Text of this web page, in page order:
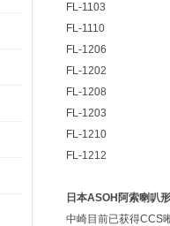
FL-1103
FL-1110
FL-1206
FL-1202
FL-1208
FL-1203
FL-1210
FL-1212
日本ASOH阿索喇叭
中崎目前已获得CCS